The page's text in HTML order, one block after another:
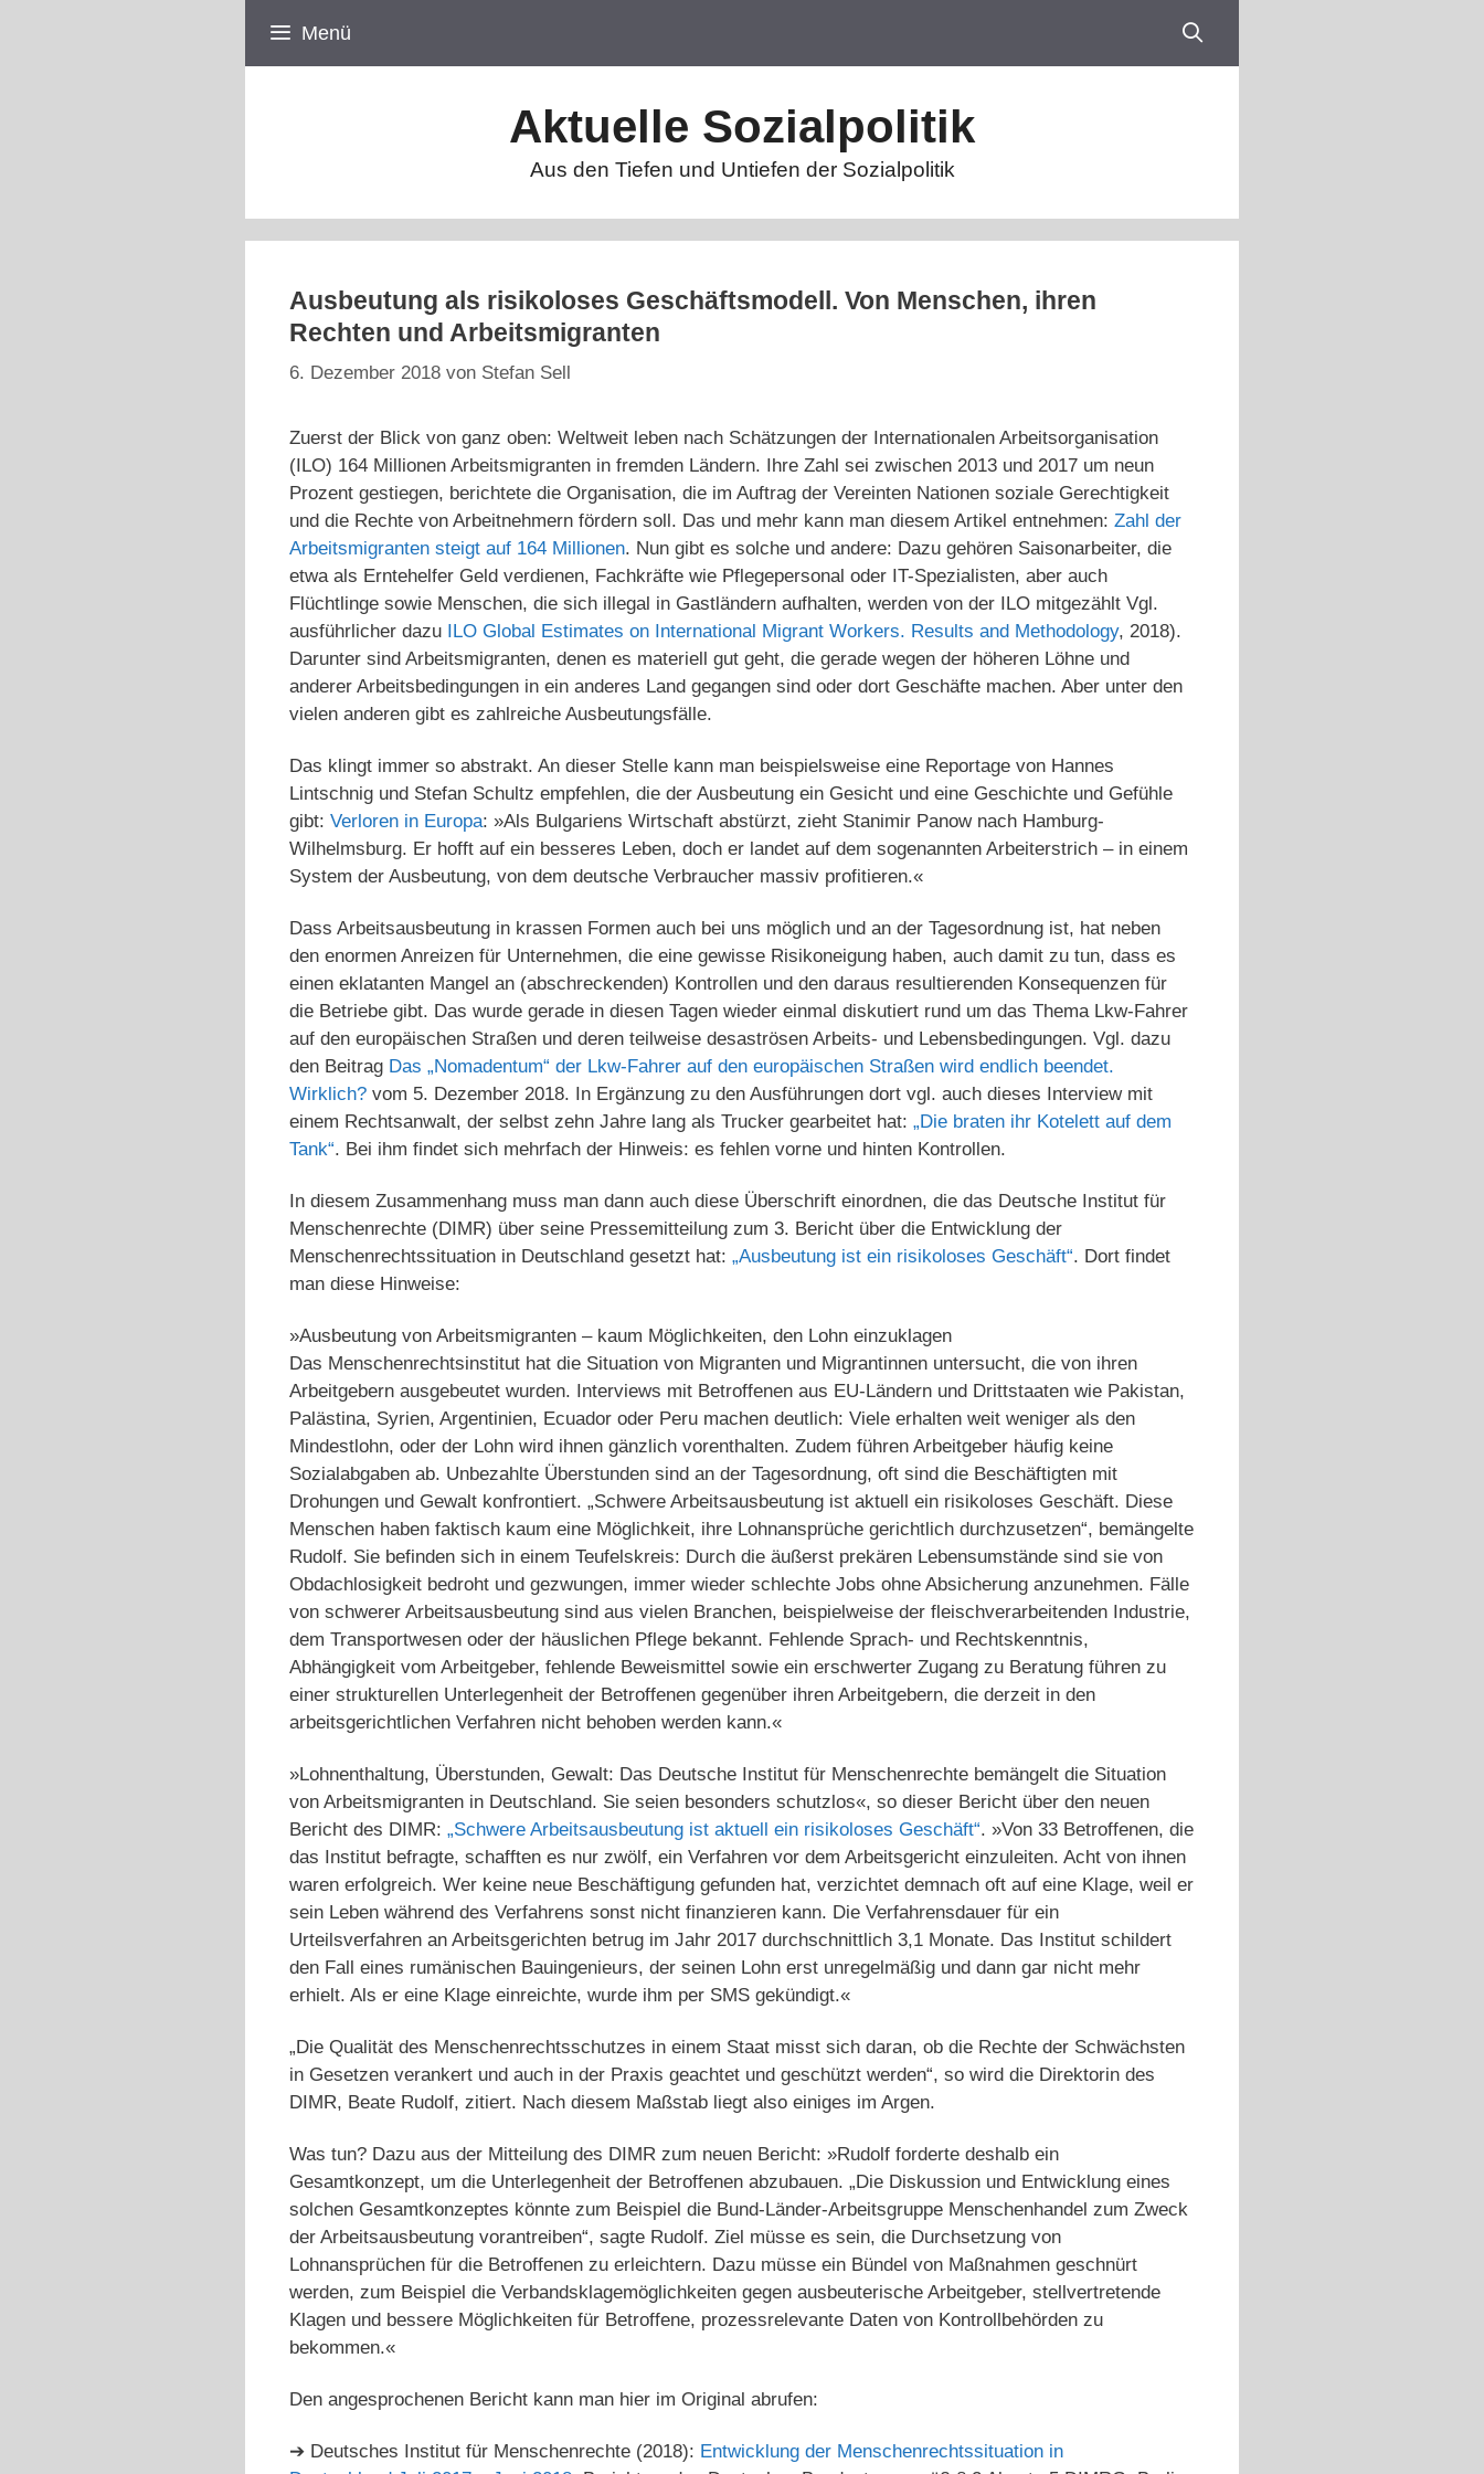
Menü
Aktuelle Sozialpolitik
Aus den Tiefen und Untiefen der Sozialpolitik
Ausbeutung als risikoloses Geschäftsmodell. Von Menschen, ihren
Rechten und Arbeitsmigranten
6. Dezember 2018 von Stefan Sell
Zuerst der Blick von ganz oben: Weltweit leben nach Schätzungen der Internationalen Arbeitsorganisation
(ILO) 164 Millionen Arbeitsmigranten in fremden Ländern. Ihre Zahl sei zwischen 2013 und 2017 um neun
Prozent gestiegen, berichtete die Organisation, die im Auftrag der Vereinten Nationen soziale Gerechtigkeit
und die Rechte von Arbeitnehmern fördern soll. Das und mehr kann man diesem Artikel entnehmen: Zahl der
Arbeitsmigranten steigt auf 164 Millionen. Nun gibt es solche und andere: Dazu gehören Saisonarbeiter, die
etwa als Erntehelfer Geld verdienen, Fachkräfte wie Pflegepersonal oder IT-Spezialisten, aber auch
Flüchtlinge sowie Menschen, die sich illegal in Gastländern aufhalten, werden von der ILO mitgezählt Vgl.
ausführlicher dazu ILO Global Estimates on International Migrant Workers. Results and Methodology, 2018).
Darunter sind Arbeitsmigranten, denen es materiell gut geht, die gerade wegen der höheren Löhne und
anderer Arbeitsbedingungen in ein anderes Land gegangen sind oder dort Geschäfte machen. Aber unter den
vielen anderen gibt es zahlreiche Ausbeutungsfälle.
Das klingt immer so abstrakt. An dieser Stelle kann man beispielsweise eine Reportage von Hannes
Lintschnig und Stefan Schultz empfehlen, die der Ausbeutung ein Gesicht und eine Geschichte und Gefühle
gibt: Verloren in Europa: »Als Bulgariens Wirtschaft abstürzt, zieht Stanimir Panow nach Hamburg-
Wilhelmsburg. Er hofft auf ein besseres Leben, doch er landet auf dem sogenannten Arbeiterstrich – in einem
System der Ausbeutung, von dem deutsche Verbraucher massiv profitieren.«
Dass Arbeitsausbeutung in krassen Formen auch bei uns möglich und an der Tagesordnung ist, hat neben
den enormen Anreizen für Unternehmen, die eine gewisse Risikoneigung haben, auch damit zu tun, dass es
einen eklatanten Mangel an (abschreckenden) Kontrollen und den daraus resultierenden Konsequenzen für
die Betriebe gibt. Das wurde gerade in diesen Tagen wieder einmal diskutiert rund um das Thema Lkw-Fahrer
auf den europäischen Straßen und deren teilweise desaströsen Arbeits- und Lebensbedingungen. Vgl. dazu
den Beitrag Das „Nomadentum“ der Lkw-Fahrer auf den europäischen Straßen wird endlich beendet.
Wirklich? vom 5. Dezember 2018. In Ergänzung zu den Ausführungen dort vgl. auch dieses Interview mit
einem Rechtsanwalt, der selbst zehn Jahre lang als Trucker gearbeitet hat: „Die braten ihr Kotelett auf dem
Tank“. Bei ihm findet sich mehrfach der Hinweis: es fehlen vorne und hinten Kontrollen.
In diesem Zusammenhang muss man dann auch diese Überschrift einordnen, die das Deutsche Institut für
Menschenrechte (DIMR) über seine Pressemitteilung zum 3. Bericht über die Entwicklung der
Menschenrechtssituation in Deutschland gesetzt hat: „Ausbeutung ist ein risikoloses Geschäft“. Dort findet
man diese Hinweise:
»Ausbeutung von Arbeitsmigranten – kaum Möglichkeiten, den Lohn einzuklagen
Das Menschenrechtsinstitut hat die Situation von Migranten und Migrantinnen untersucht, die von ihren
Arbeitgebern ausgebeutet wurden. Interviews mit Betroffenen aus EU-Ländern und Drittstaaten wie Pakistan,
Palästina, Syrien, Argentinien, Ecuador oder Peru machen deutlich: Viele erhalten weit weniger als den
Mindestlohn, oder der Lohn wird ihnen gänzlich vorenthalten. Zudem führen Arbeitgeber häufig keine
Sozialabgaben ab. Unbezahlte Überstunden sind an der Tagesordnung, oft sind die Beschäftigten mit
Drohungen und Gewalt konfrontiert. „Schwere Arbeitsausbeutung ist aktuell ein risikoloses Geschäft. Diese
Menschen haben faktisch kaum eine Möglichkeit, ihre Lohnansprüche gerichtlich durchzusetzen“, bemängelte
Rudolf. Sie befinden sich in einem Teufelskreis: Durch die äußerst prekären Lebensumstände sind sie von
Obdachlosigkeit bedroht und gezwungen, immer wieder schlechte Jobs ohne Absicherung anzunehmen. Fälle
von schwerer Arbeitsausbeutung sind aus vielen Branchen, beispielweise der fleischverarbeitenden Industrie,
dem Transportwesen oder der häuslichen Pflege bekannt. Fehlende Sprach- und Rechtskenntnis,
Abhängigkeit vom Arbeitgeber, fehlende Beweismittel sowie ein erschwerter Zugang zu Beratung führen zu
einer strukturellen Unterlegenheit der Betroffenen gegenüber ihren Arbeitgebern, die derzeit in den
arbeitsgerichtlichen Verfahren nicht behoben werden kann.«
»Lohnenthaltung, Überstunden, Gewalt: Das Deutsche Institut für Menschenrechte bemängelt die Situation
von Arbeitsmigranten in Deutschland. Sie seien besonders schutzlos«, so dieser Bericht über den neuen
Bericht des DIMR: „Schwere Arbeitsausbeutung ist aktuell ein risikoloses Geschäft“. »Von 33 Betroffenen, die
das Institut befragte, schafften es nur zwölf, ein Verfahren vor dem Arbeitsgericht einzuleiten. Acht von ihnen
waren erfolgreich. Wer keine neue Beschäftigung gefunden hat, verzichtet demnach oft auf eine Klage, weil er
sein Leben während des Verfahrens sonst nicht finanzieren kann. Die Verfahrensdauer für ein
Urteilsverfahren an Arbeitsgerichten betrug im Jahr 2017 durchschnittlich 3,1 Monate. Das Institut schildert
den Fall eines rumänischen Bauingenieurs, der seinen Lohn erst unregelmäßig und dann gar nicht mehr
erhielt. Als er eine Klage einreichte, wurde ihm per SMS gekündigt.«
„Die Qualität des Menschenrechtsschutzes in einem Staat misst sich daran, ob die Rechte der Schwächsten
in Gesetzen verankert und auch in der Praxis geachtet und geschützt werden“, so wird die Direktorin des
DIMR, Beate Rudolf, zitiert. Nach diesem Maßstab liegt also einiges im Argen.
Was tun? Dazu aus der Mitteilung des DIMR zum neuen Bericht: »Rudolf forderte deshalb ein
Gesamtkonzept, um die Unterlegenheit der Betroffenen abzubauen. „Die Diskussion und Entwicklung eines
solchen Gesamtkonzeptes könnte zum Beispiel die Bund-Länder-Arbeitsgruppe Menschenhandel zum Zweck
der Arbeitsausbeutung vorantreiben“, sagte Rudolf. Ziel müsse es sein, die Durchsetzung von
Lohnansprüchen für die Betroffenen zu erleichtern. Dazu müsse ein Bündel von Maßnahmen geschnürt
werden, zum Beispiel die Verbandsklagemöglichkeiten gegen ausbeuterische Arbeitgeber, stellvertretende
Klagen und bessere Möglichkeiten für Betroffene, prozessrelevante Daten von Kontrollbehörden zu
bekommen.«
Den angesprochenen Bericht kann man hier im Original abrufen:
➔ Deutsches Institut für Menschenrechte (2018): Entwicklung der Menschenrechtssituation in